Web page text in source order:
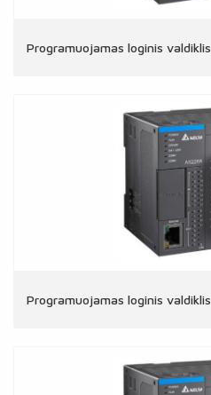
Programuojamas loginis
Programuojamas loginis